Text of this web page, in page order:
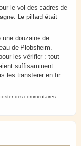
le vol des cadres de
Le pillard était
une douzaine de
de Plobsheim.
les vérifier : tout
suffisamment
les transférer en fin
un connaisseur »
des commentaires